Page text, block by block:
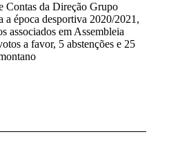
Contas da Direção Grupo
a época desportiva 2020/2021,
associados em Assembleia
a favor, 5 abstenções e 25